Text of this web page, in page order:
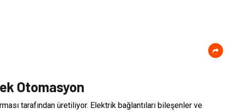
Otomasyon
tarafından üretiliyor. Elektrik bağlantıları bileşenler ve